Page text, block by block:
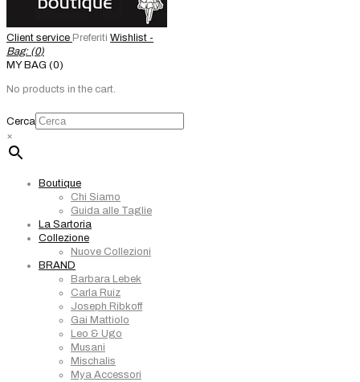
Client service Preferiti Wishlist -
Bag: (0)
MY BAG (0)
No products in the cart.
Cerca
×
Boutique
Chi Siamo
Guida alle Taglie
La Sartoria
Collezione
Nuove Collezioni
BRAND
Barbara Lebek
Carla Ruiz
Joseph Ribkoff
Gai Mattiolo
Leo & Ugo
Musani
Mischalis
Mya Accessori